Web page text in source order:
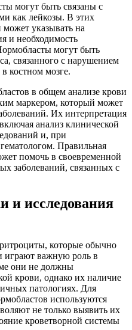
могут быть связаны с
как лейкозы. В этих
может указывать на
и необходимость
могут быть
связанного с нарушением
костном мозге.
в общем анализе крови
маркером, который может
Их интерпретация
анализ клинической
и, при
Правильная
помочь в своевременной
заболеваний, связанных с
и исследования
которые обычно
играют важную роль в
они не должны
крови, однако их наличие
патологиях. Для
используются
не только выявить их
кроветворной системы